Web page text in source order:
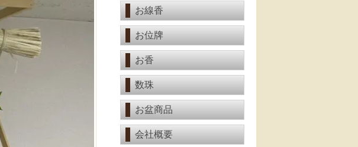
お線香
お位牌
お香
数珠
お盆商品
会社概要